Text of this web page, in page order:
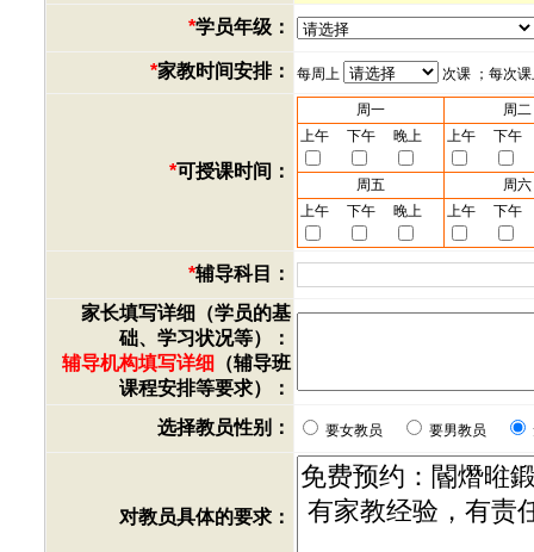
*学员年级：
*家教时间安排： 每周上 次课 ；每次
*可授课时间：
周一
周二
上午
下午 晚上 上午 下午
周五
周六
上午
下午 晚上 上午 下午
*辅导科目：
家长填写详细（学员的基
础、学习状况等）：
辅导机构填写详细 （辅导班
课程安排等要求）：
选择教员性别：
要女教员 要男教员
对教员具体的要求：